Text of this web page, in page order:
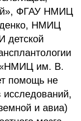
ФГАУ НМИЦ
НМИЦ
детской
«НМИЦ им. В.
помощь не
исследований,
и авиа)